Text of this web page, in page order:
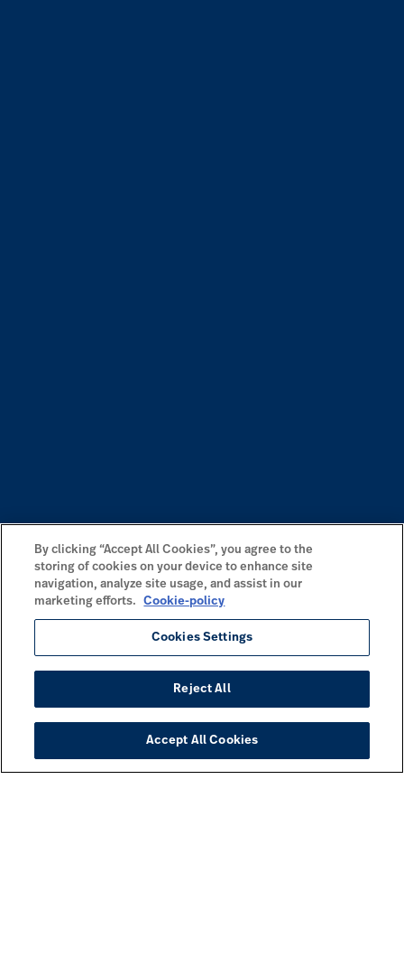
By clicking “Accept All Cookies”, you agree to the
storing of cookies on your device to enhance site
navigation, analyze site usage, and assist in our
marketing efforts.
Cookie-policy
Cookies Settings
Reject All
Accept All Cookies